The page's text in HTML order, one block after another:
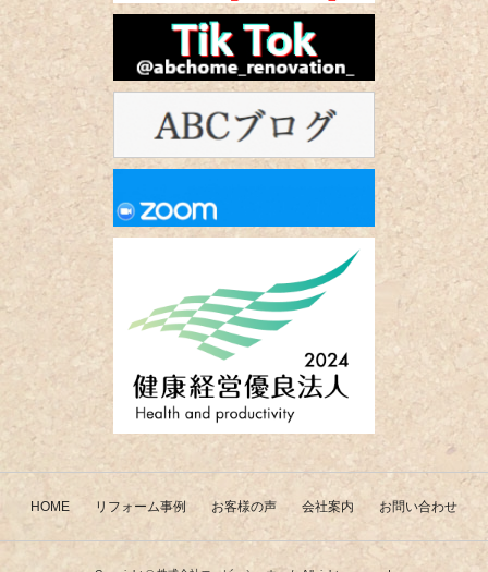
HOME リフォーム事例 お客様の声 会社案内 お問い合わせ